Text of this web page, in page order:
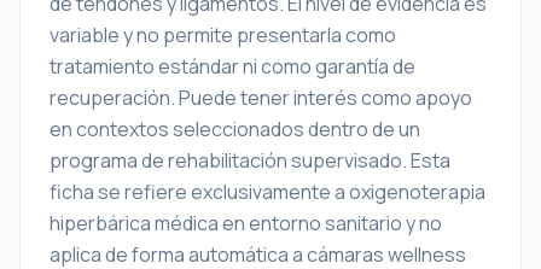
variable y no permite presentarla como
tratamiento estándar ni como garantía de
recuperación. Puede tener interés como apoyo
en contextos seleccionados dentro de un
programa de rehabilitación supervisado. Esta
ficha se refiere exclusivamente a oxigenoterapia
hiperbárica médica en entorno sanitario y no
aplica de forma automática a cámaras wellness